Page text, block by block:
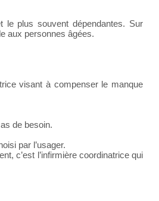
plus souvent dépendantes. Sur
aux personnes âgées.
visant à compenser le manque
de besoin.
par l’usager.
c’est l’infirmière coordinatrice qui